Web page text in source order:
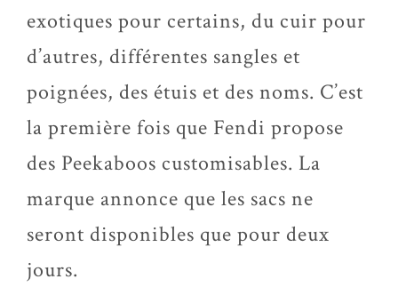
exotiques pour certains, du cuir pour
d’autres, différentes sangles et
poignées, des étuis et des noms. C’est
la première fois que Fendi propose
des Peekaboos customisables. La
marque annonce que les sacs ne
seront disponibles que pour deux
jours.